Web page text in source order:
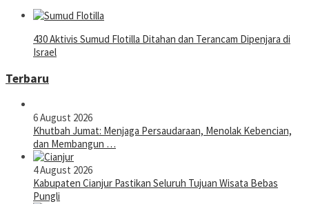
430 Aktivis Sumud Flotilla Ditahan dan Terancam Dipenjara di
Israel
Terbaru
6 August 2026
Khutbah Jumat: Menjaga Persaudaraan, Menolak Kebencian,
dan Membangun …
4 August 2026
Kabupaten Cianjur Pastikan Seluruh Tujuan Wisata Bebas
Pungli